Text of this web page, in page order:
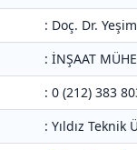
: Doç. Dr.
: İNŞAAT
: 0 (212) 383
: Yıldız